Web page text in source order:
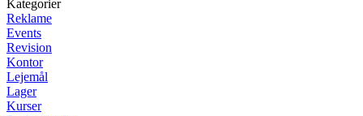
Kategorier
Reklame
Events
Revision
Kontor
Lejemål
Lager
Kurser